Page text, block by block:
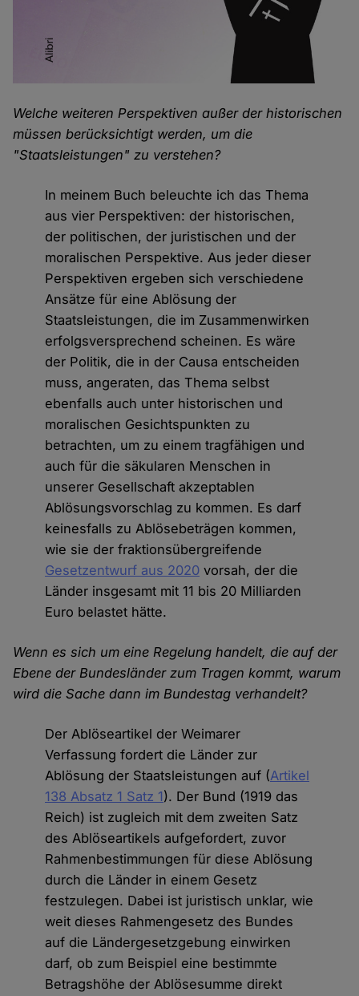
Welche weiteren Perspektiven außer der historischen
müssen berücksichtigt werden, um die
"Staatsleistungen" zu verstehen?
In meinem Buch beleuchte ich das Thema
aus vier Perspektiven: der historischen,
der politischen, der juristischen und der
moralischen Perspektive. Aus jeder dieser
Perspektiven ergeben sich verschiedene
Ansätze für eine Ablösung der
Staatsleistungen, die im Zusammenwirken
erfolgsversprechend scheinen. Es wäre
der Politik, die in der Causa entscheiden
muss, angeraten, das Thema selbst
ebenfalls auch unter historischen und
moralischen Gesichtspunkten zu
betrachten, um zu einem tragfähigen und
auch für die säkularen Menschen in
unserer Gesellschaft akzeptablen
Ablösungsvorschlag zu kommen. Es darf
keinesfalls zu Ablösebeträgen kommen,
wie sie der fraktionsübergreifende
Gesetzentwurf aus 2020 vorsah, der die
Länder insgesamt mit 11 bis 20 Milliarden
Euro belastet hätte.
Wenn es sich um eine Regelung handelt, die auf der
Ebene der Bundesländer zum Tragen kommt, warum
wird die Sache dann im Bundestag verhandelt?
Der Ablöseartikel der Weimarer
Verfassung fordert die Länder zur
Ablösung der Staatsleistungen auf (Artikel
138 Absatz 1 Satz 1). Der Bund (1919 das
Reich) ist zugleich mit dem zweiten Satz
des Ablöseartikels aufgefordert, zuvor
Rahmenbestimmungen für diese Ablösung
durch die Länder in einem Gesetz
festzulegen. Dabei ist juristisch unklar, wie
weit dieses Rahmengesetz des Bundes
auf die Ländergesetzgebung einwirken
darf, ob zum Beispiel eine bestimmte
Betragshöhe der Ablösesumme direkt